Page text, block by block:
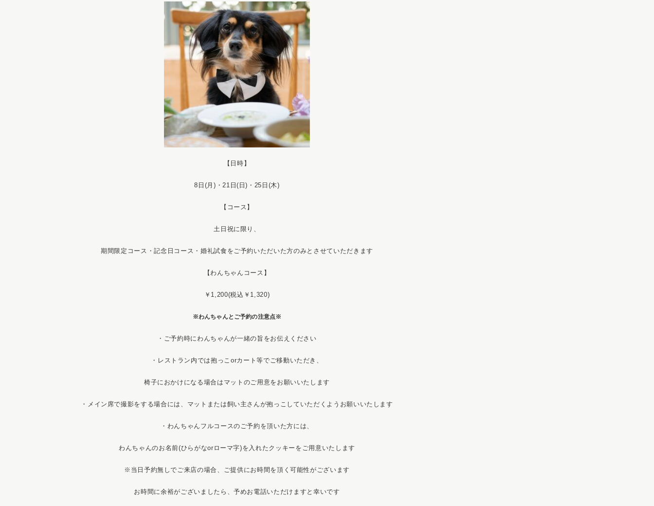
【日時】
8日(月)・21日(日)・25日(木)
【コース】
土日祝に限り、
期間限定コース・記念日コース・婚礼試食をご予約いただいた方のみとさせていただきます
【わんちゃんコース】
￥1,200(税込￥1,320)
※わんちゃんとご予約の注意点※
・ご予約時にわんちゃんが一緒の旨をお伝えください
・レストラン内では抱っこorカート等でご移動いただき、
椅子におかけになる場合はマットのご用意をお願いいたします
・メイン席で撮影をする場合には、マットまたは飼い主さんが抱っこしていただくようお願いいたします
・わんちゃんフルコースのご予約を頂いた方には、
わんちゃんのお名前(ひらがなorローマ字)を入れたクッキーをご用意いたします
※当日予約無しでご来店の場合、ご提供にお時間を頂く可能性がございます
お時間に余裕がございましたら、予めお電話いただけますと幸いです